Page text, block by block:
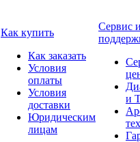
Как купить
Как заказать
Условия
оплаты
Условия
доставки
Юридическим
лицам
Сервис
и